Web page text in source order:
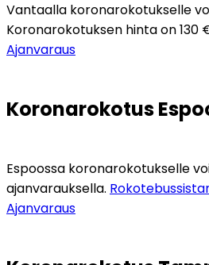
Vantaalla koronarokotukselle
Koronarokotuksen hinta on 130
Ajanvaraus
Koronarokotus
Espoossa koronarokotukselle
ajanvarauksella.
Ajanvaraus